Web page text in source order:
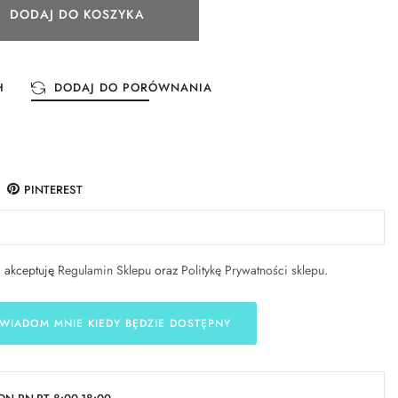
DODAJ DO KOSZYKA
DODAJ DO PORÓWNANIA
PINTEREST
akceptuję Regulamin Sklepu oraz Politykę Prywatności sklepu.
MNIE KIEDY BĘDZIE DOSTĘPNY